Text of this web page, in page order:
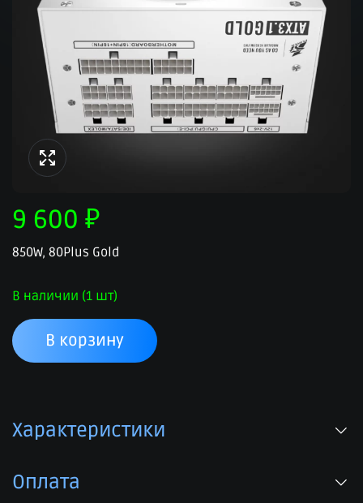
9 600 ₽
850W, 80Plus Gold
В наличии (1 шт)
В корзину
Характеристики
Оплата